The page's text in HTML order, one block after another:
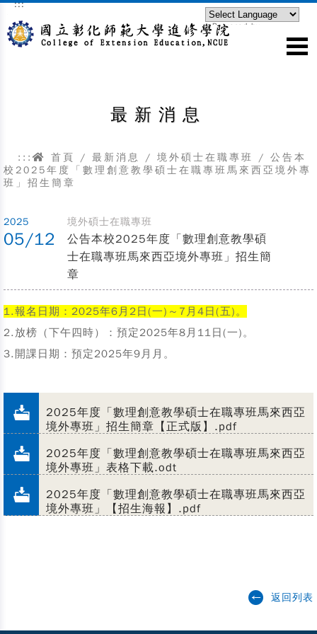
跳到主要內容區塊
:::
Powered by
最新消息
::: 首頁 / 最新消息 / 境外碩士在職專班 / 公告本
校2025年度「數理創意教學碩士在職專班馬來西亞境外專
班」招生簡章
2025
05/12
境外碩士在職專班
公告本校2025年度「數理創意教學碩
士在職專班馬來西亞境外專班」招生簡
章
1.報名日期：2025年6月2日(一)～7月4日(五)。
2.放榜（下午四時）：預定2025年8月11日(一)。
3.開課日期：預定2025年9月月。
2025年度「數理創意教學碩士在職專班馬來西亞
境外專班」招生簡章【正式版】.pdf
2025年度「數理創意教學碩士在職專班馬來西亞
境外專班」表格下載.odt
2025年度「數理創意教學碩士在職專班馬來西亞
境外專班」【招生海報】.pdf
返回列表